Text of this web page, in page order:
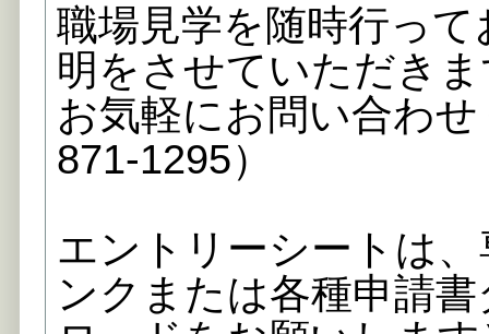
職場見学を随時行っ
明をさせていただき
お気軽にお問い合わ
871-1295）
エントリーシートは
ンクまたは各種申請